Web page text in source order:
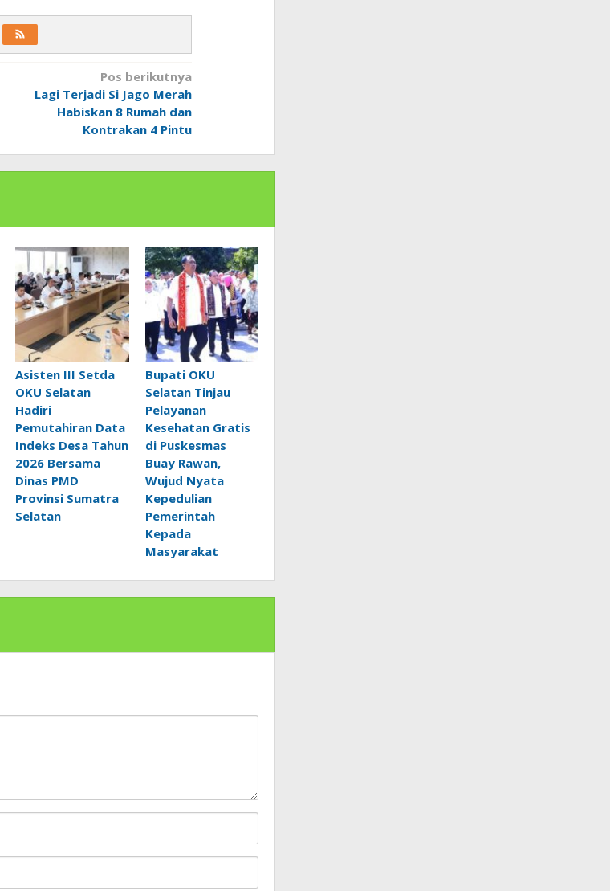
Pos berikutnya
Lagi Terjadi Si Jago Merah
Habiskan 8 Rumah dan
Kontrakan 4 Pintu
Asisten III Setda
OKU Selatan
Hadiri
Pemutahiran Data
Indeks Desa Tahun
2026 Bersama
Dinas PMD
Provinsi Sumatra
Selatan
Bupati OKU
Selatan Tinjau
Pelayanan
Kesehatan Gratis
di Puskesmas
Buay Rawan,
Wujud Nyata
Kepedulian
Pemerintah
Kepada
Masyarakat